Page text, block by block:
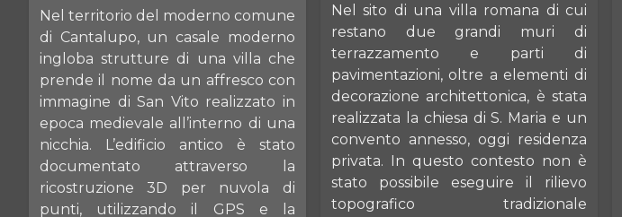
Nel territorio del moderno comune
di Cantalupo, un casale moderno
ingloba strutture di una villa che
prende il nome da un affresco con
immagine di San Vito realizzato in
epoca medievale all’interno di una
nicchia. L’edificio antico è stato
documentato attraverso la
ricostruzione 3D per nuvola di
punti, utilizzando il GPS e la
Nel sito di una villa romana di cui
restano due grandi muri di
terrazzamento e parti di
pavimentazioni, oltre a elementi di
decorazione architettonica, è stata
realizzata la chiesa di S. Maria e un
convento annesso, oggi residenza
privata. In questo contesto non è
stato possibile eseguire il rilievo
topografico tradizionale